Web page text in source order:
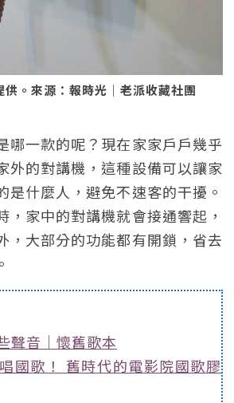
。來源：報時光｜老派收藏社團
哪一款的呢？現在家家戶戶幾乎
外的對講機，這種設備可以讓家
是什麼人，避免不速客的干擾。
，家中的對講機就會接通響起，
，大部分的功能都有開鎖，省去
聲音｜懷舊歌本
國歌！ 舊時代的電影院國歌膠